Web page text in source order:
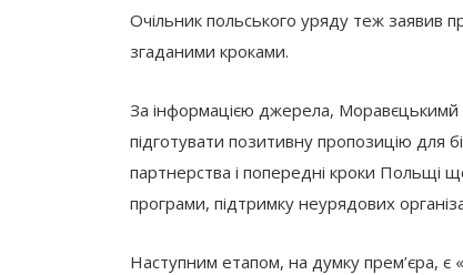
Очільник польського уряду теж заявив
згаданими кроками.
За інформацією джерела, Моравєцькимй
підготувати позитивну пропозицію для
партнерства і попередні кроки Польщі
програми, підтримку неурядових
Наступним етапом, на думку прем’єра, є